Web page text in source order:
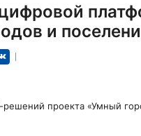
и
решений проекта «Умный